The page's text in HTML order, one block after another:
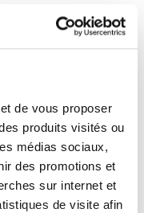
de vous proposer
produits visités ou
médias sociaux,
des promotions et
sur internet et
de visite afin
parmi les références
123elec.
une maison ?
comme plus
LED Philips